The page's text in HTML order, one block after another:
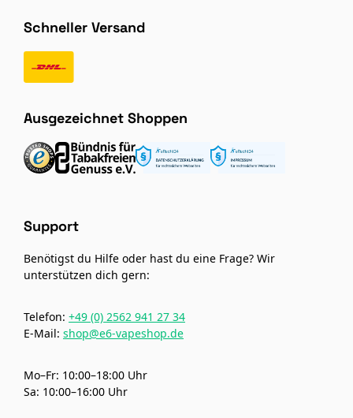
Schneller Versand
Ausgezeichnet Shoppen
Support
Benötigst du Hilfe oder hast du eine Frage? Wir
unterstützen dich gern:
Telefon: +49 (0) 2562 941 27 34
E-Mail: shop@e6-vapeshop.de
Mo–Fr: 10:00–18:00 Uhr
Sa: 10:00–16:00 Uhr